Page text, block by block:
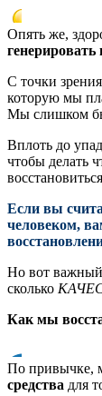
Опять же,
С точки
которую мы
Мы слишком
Вплоть до
чтобы делать
Если вы
человеком,
Но вот
сколько
Как мы
По привычке,
средства для